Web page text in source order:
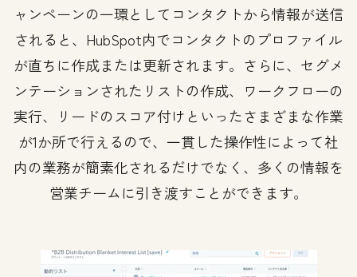
ャンペーンの一環としてコンタクトから情報が送信
されると、HubSpot内でコンタクトのプロファイル
が直ちに作成または更新されます。さらに、セグメ
ンテーションされたリストの作成、ワークフローの
実行、リードのスコア付けといったさまざまな作業
が1か所で行えるので、一貫した操作性によって社
内の業務が簡素化されるだけでなく、多くの情報を
営業チームに引き渡すことができます。